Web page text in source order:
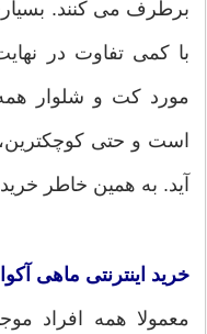
برطرف می کنند.
با کمی تفاوت در
مورد کت و شلوار همه
است و حتی
آید. به همین خاطر
خرید اینترنتی ماهی
معمولا همه افراد